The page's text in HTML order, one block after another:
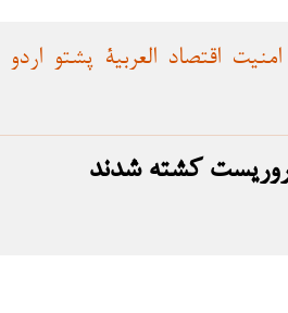
اقتصاد امنیت اردو پشتو العربية